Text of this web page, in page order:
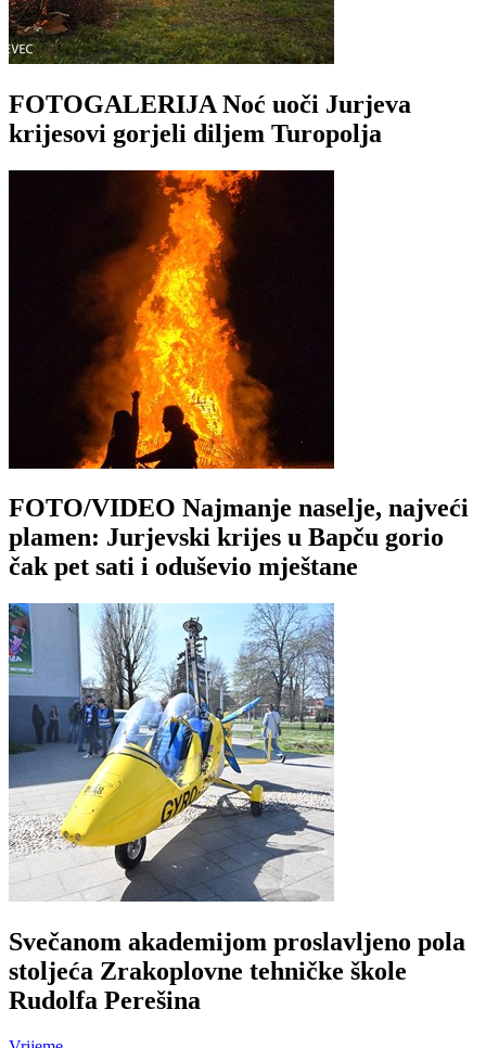
FOTOGALERIJA Noć uoči Jurjeva
krijesovi gorjeli diljem Turopolja
FOTO/VIDEO Najmanje naselje, najveći
plamen: Jurjevski krijes u Bapču gorio
čak pet sati i oduševio mještane
Svečanom akademijom proslavljeno pola
stoljeća Zrakoplovne tehničke škole
Rudolfa Perešina